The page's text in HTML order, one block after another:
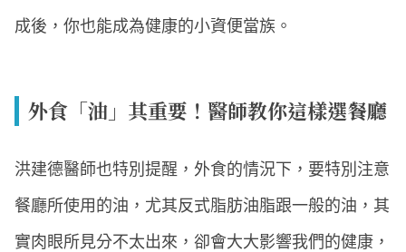
成後，你也能成為健康的小資便當族。
外食「油」其重要！醫師教你這樣選餐廳
洪建德醫師也特別提醒，外食的情況下，要特別注意
餐廳所使用的油，尤其反式脂肪油脂跟一般的油，其
實肉眼所見分不太出來，卻會大大影響我們的健康，